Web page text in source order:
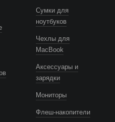
Сумки для
ноутбуков
Чехлы для
MacBook
Аксессуары и
зарядки
Мониторы
Флеш-накопители